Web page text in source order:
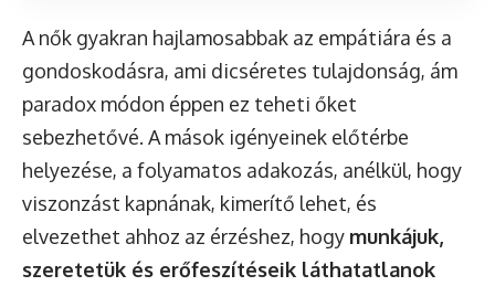
A nők gyakran hajlamosabbak az empátiára és a
gondoskodásra, ami dicséretes tulajdonság, ám
paradox módon éppen ez teheti őket
sebezhetővé. A mások igényeinek előtérbe
helyezése, a folyamatos adakozás, anélkül, hogy
viszonzást kapnának, kimerítő lehet, és
elvezethet ahhoz az érzéshez, hogy munkájuk,
szeretetük és erőfeszítéseik láthatatlanok